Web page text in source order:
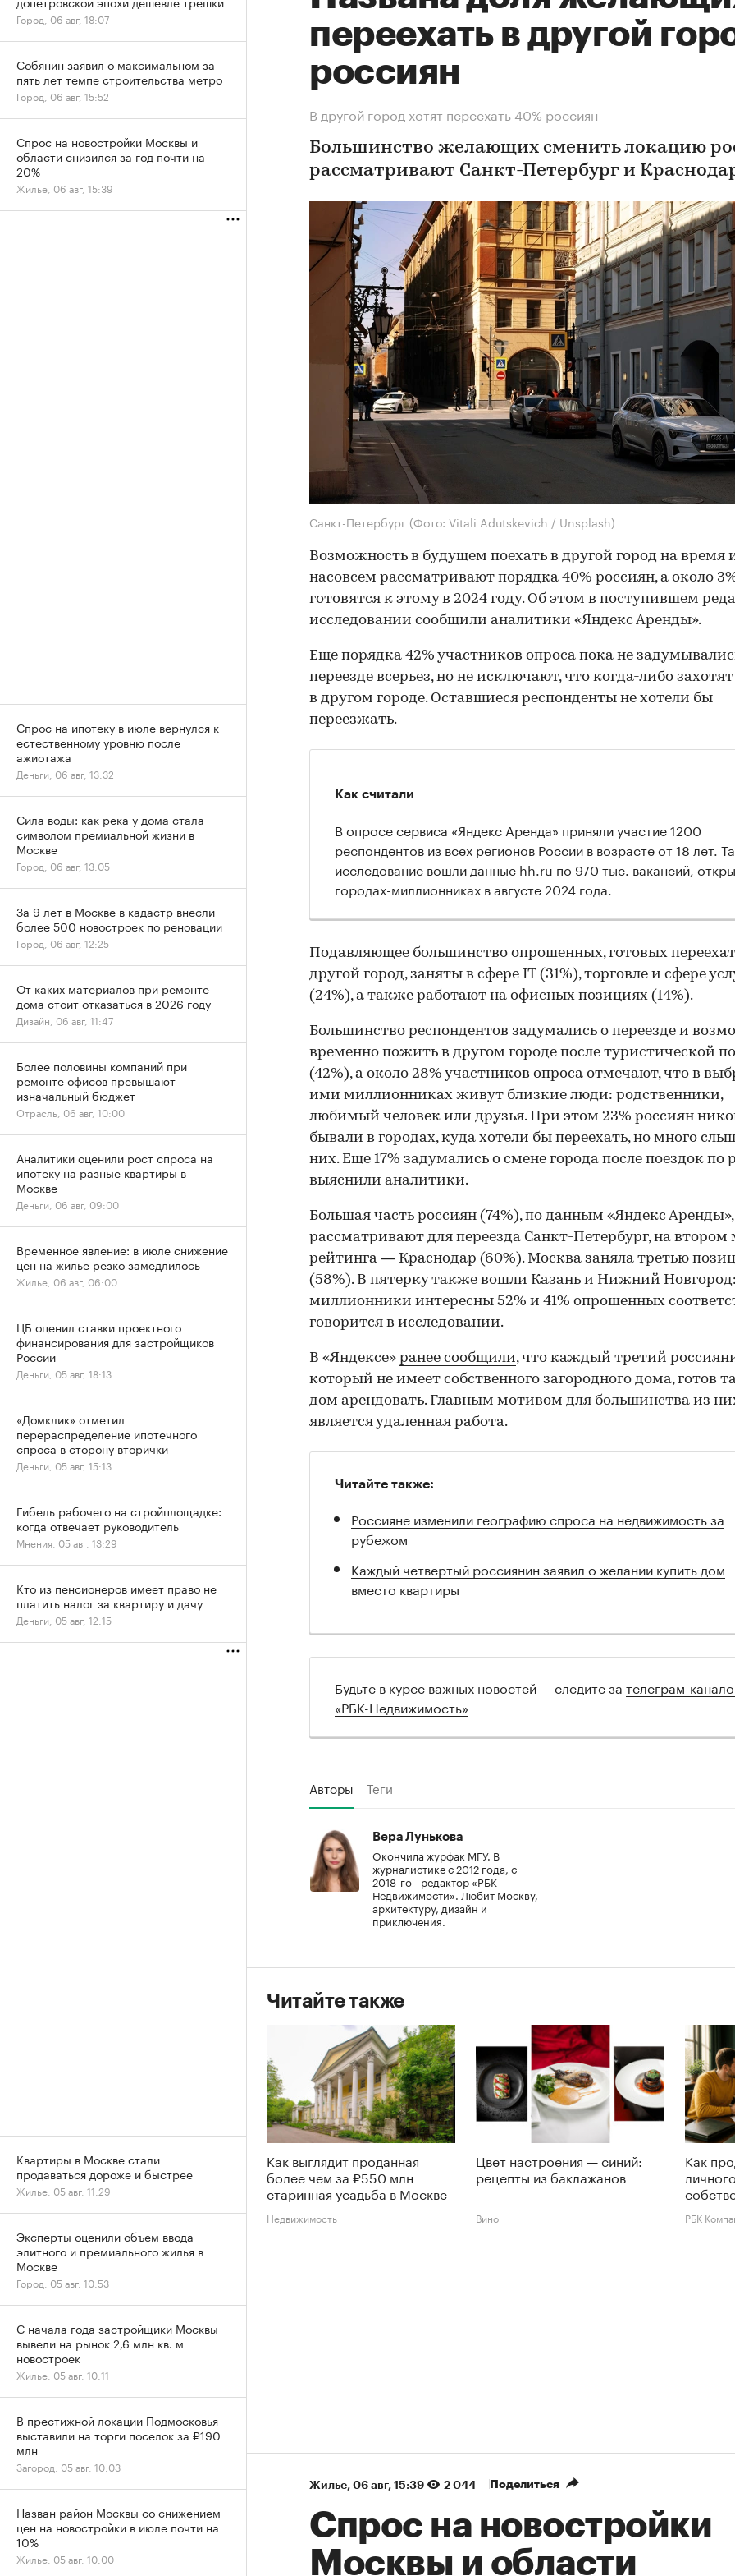
переехать в другой
россиян
В другой город хотят переехать 40% россиян
Большинство желающих сменить локацию
рассматривают Санкт-Петербург и
Санкт-Петербург (Фото: Vitali Adutskevich / Unsplash)
Возможность в будущем поехать в другой город на время
насовсем рассматривают порядка 40% россиян, а около
готовятся к этому в 2024 году. Об этом в поступившем
исследовании сообщили аналитики «Яндекс Аренды».
Еще порядка 42% участников опроса пока не
переезде всерьез, но не исключают, что когда-либо
в другом городе. Оставшиеся респонденты не хотели бы
переезжать.
Как считали
В опросе сервиса «Яндекс Аренда» приняли участие 1200
респондентов из всех регионов России в возрасте от 18 лет.
исследование вошли данные hh.ru по 970 тыс. вакансий,
городах-миллионниках в августе 2024 года.
Подавляющее большинство опрошенных, готовых
другой город, заняты в сфере IT (31%), торговле и сфере
(24%), а также работают на офисных позициях (14%).
Большинство респондентов задумались о переезде и
временно пожить в другом городе после туристической
(42%), а около 28% участников опроса отмечают, что в
ими миллионниках живут близкие люди: родственники,
любимый человек или друзья. При этом 23% россиян
бывали в городах, куда хотели бы переехать, но много
них. Еще 17% задумались о смене города после поездок по
выяснили аналитики.
Большая часть россиян (74%), по данным «Яндекс Аренды»,
рассматривают для переезда Санкт-Петербург, на втором
рейтинга — Краснодар (60%). Москва заняла третью
(58%). В пятерку также вошли Казань и Нижний
миллионники интересны 52% и 41% опрошенных
говорится в исследовании.
В «Яндексе» ранее сообщили, что каждый третий
который не имеет собственного загородного дома, готов
дом арендовать. Главным мотивом для большинства из
является удаленная работа.
Читайте также:
Россияне изменили географию спроса на недвижимость за
рубежом
Каждый четвертый россиянин заявил о желании купить дом
вместо квартиры
Будьте в курсе важных новостей — следите за телеграм-
«РБК-Недвижимость»
Авторы Теги
Вера Лунькова
Окончила журфак МГУ. В
журналистике с 2012 года, с
2018-го - редактор «РБК-
Недвижимости». Любит Москву,
архитектуру, дизайн и
приключения.
Читайте также
Как выглядит проданная
более чем за ₽550 млн
старинная усадьба в Москве
Недвижимость
Цвет настроения — синий:
рецепты из баклажанов
Вино
Как
РБК
Жилье⁠, 06 авг, 15:39 2 044 Поделиться
Спрос на новостройки
Москвы и области
Город, 06 авг, 18:07
Собянин заявил о максимальном за
пять лет темпе строительства метро
Город, 06 авг, 15:52
Спрос на новостройки Москвы и
области снизился за год почти на
20%
Жилье, 06 авг, 15:39
Спрос на ипотеку в июле вернулся к
естественному уровню после
ажиотажа
Деньги, 06 авг, 13:32
Сила воды: как река у дома стала
символом премиальной жизни в
Москве
Город, 06 авг, 13:05
За 9 лет в Москве в кадастр внесли
более 500 новостроек по реновации
Город, 06 авг, 12:25
От каких материалов при ремонте
дома стоит отказаться в 2026 году
Дизайн, 06 авг, 11:47
Более половины компаний при
ремонте офисов превышают
изначальный бюджет
Отрасль, 06 авг, 10:00
Аналитики оценили рост спроса на
ипотеку на разные квартиры в
Москве
Деньги, 06 авг, 09:00
Временное явление: в июле снижение
цен на жилье резко замедлилось
Жилье, 06 авг, 06:00
ЦБ оценил ставки проектного
финансирования для застройщиков
России
Деньги, 05 авг, 18:13
«Домклик» отметил
перераспределение ипотечного
спроса в сторону вторички
Деньги, 05 авг, 15:13
Гибель рабочего на стройплощадке:
когда отвечает руководитель
Мнения, 05 авг, 13:29
Кто из пенсионеров имеет право не
платить налог за квартиру и дачу
Деньги, 05 авг, 12:15
Квартиры в Москве стали
продаваться дороже и быстрее
Жилье, 05 авг, 11:29
Эксперты оценили объем ввода
элитного и премиального жилья в
Москве
Город, 05 авг, 10:53
С начала года застройщики Москвы
вывели на рынок 2,6 млн кв. м
новостроек
Жилье, 05 авг, 10:11
В престижной локации Подмосковья
выставили на торги поселок за ₽190
млн
Загород, 05 авг, 10:03
Назван район Москвы со снижением
цен на новостройки в июле почти на
10%
Жилье, 05 авг, 10:00